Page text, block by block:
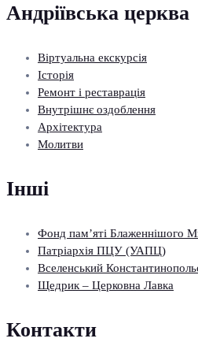
Андріївська церква
Віртуальна екскурсія
Історія
Ремонт і реставрація
Внутрішнє оздоблення
Архітектура
Молитви
Інші
Фонд пам’яті Блаженнішого
Патріархія ПЦУ (УАПЦ)
Вселенський
Щедрик – Церковна Лавка
Контакти